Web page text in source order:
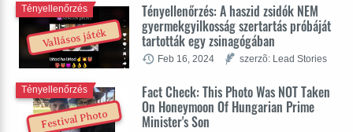
Vallásos játék
Tényellenőrzés: A haszid zsidók NEM
gyermekgyilkosság szertartás próbáját
tartották egy zsinagógában
Tényellenőrzés
Feb 16, 2024 szerzõ: Lead Stories
Festival Photo
Fact Check: This Photo Was NOT Taken
On Honeymoon Of Hungarian Prime
Minister's Son
Tényellenőrzés